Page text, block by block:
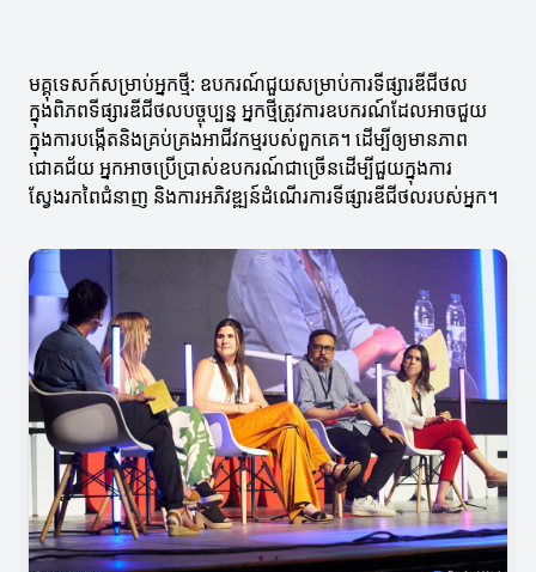
មគ្គុទេសក៍សម្រាប់អ្នកថ្មី: ឧបករណ៍ជួយសម្រាប់ការទីផ្សារឌីជីថល
ក្នុងពិភពទីផ្សារឌីជីថលបច្ចុប្បន្ន អ្នកថ្មីត្រូវការឧបករណ៍ដែលអាចជួយ
ក្នុងការបង្កើតនិងគ្រប់គ្រងអាជីវកម្មរបស់ពួកគេ។ ដើម្បីឲ្យមានភាព
ជោគជ័យ អ្នកអាចប្រើប្រាស់ឧបករណ៍ជាច្រើនដើម្បីជួយក្នុងការ
ស្វែងរកពៃជំនាញ និងការអភិវឌ្ឍន៍ដំណើរការទីផ្សារឌីជីថលរបស់អ្នក។